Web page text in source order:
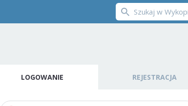
LOGOWANIE REJESTRACJA